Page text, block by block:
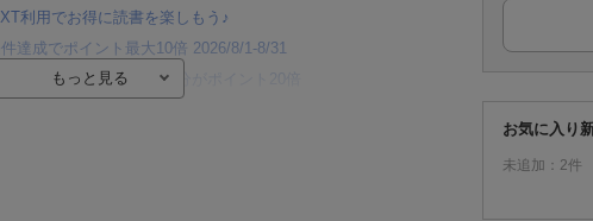
利用でお得に読書を楽しもう♪
達成でポイント最大10倍 2026/8/1-8/31
成で楽天ブックス購入分がポイント20倍
お気に入り
未追加： 2件